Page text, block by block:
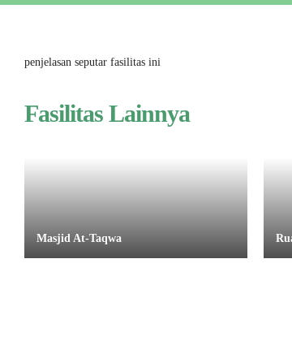
penjelasan seputar fasilitas ini
Fasilitas Lainnya
Masjid At-Taqwa